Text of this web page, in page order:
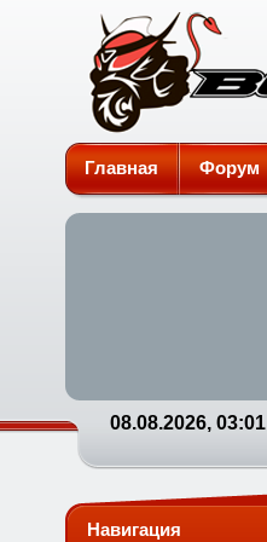
Burgman-Club
Главная Форум
08.08.2026, 03:01
Навигация